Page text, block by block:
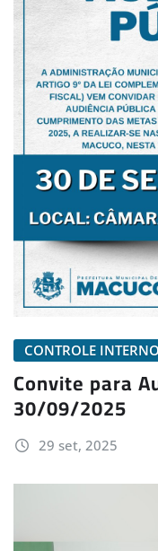
CONTROLE INTERNO
Convite para
30/09/2025
29 set, 2025